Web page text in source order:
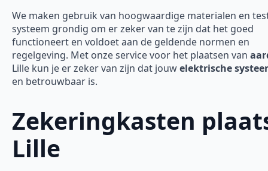
We maken gebruik van hoogwaardige materialen en
systeem grondig om er zeker van te zijn dat het goed
functioneert en voldoet aan de geldende normen en
regelgeving. Met onze service voor het plaatsen van
Lille kun je er zeker van zijn dat jouwelektrische
en betrouwbaar is.
Zekeringkasten
Lille